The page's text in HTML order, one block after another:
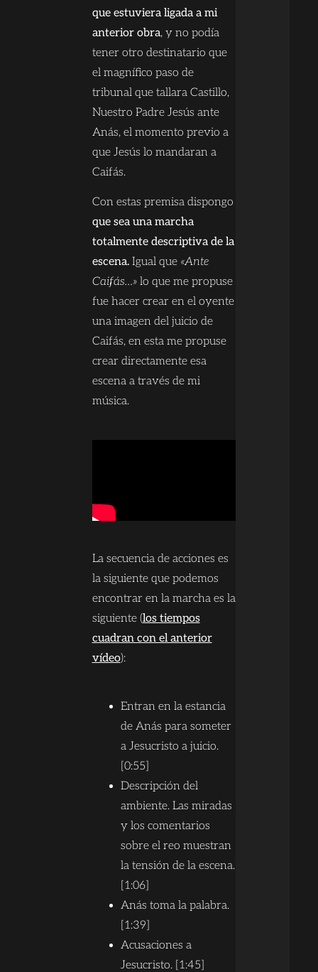
que estuviera ligada a mi
anterior obra, y no podía
tener otro destinatario que
el magnífico paso de
tribunal que tallara Castillo,
Nuestro Padre Jesús ante
Anás, el momento previo a
que Jesús lo mandaran a
Caifás.
Con estas premisa dispongo
que sea una marcha
totalmente descriptiva de la
escena.Igual que «Ante
Caifás…»lo que me propuse
fue hacer crear en el oyente
una imagen del juicio de
Caifás, en esta me propuse
crear directamente esa
escena a través de mi
música.
La secuencia de acciones es
la siguiente que podemos
encontrar en la marcha es la
siguiente (los tiempos
cuadran con el anterior
vídeo):
Entran en la estancia
de Anás para someter
a Jesucristo a juicio.
[0:55]
Descripción del
ambiente. Las miradas
y los comentarios
sobre el reo muestran
la tensión de la escena.
[1:06]
Anás toma la palabra.
[1:39]
Acusaciones a
Jesucristo. [1:45]